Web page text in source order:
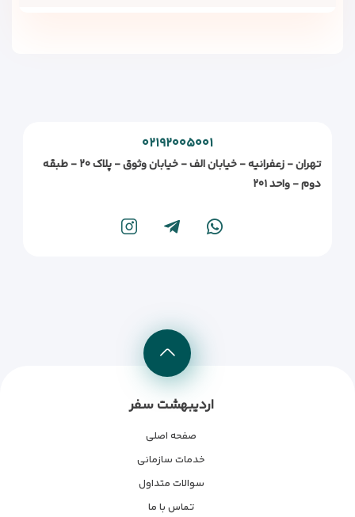
۰۲۱۹۲۰۰۵۰۰۱
تهران - زعفرانیه - خیابان الف - خیابان وثوق - پلاک ۲۰ - طبقه
دوم - واحد ۲۰۱
اردیبهشت سفر
صفحه اصلی
خدمات سازمانی
سوالات متداول
تماس با ما